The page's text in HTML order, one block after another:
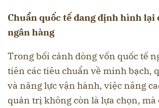
Chuẩn quốc tế đang định hình lại
ngân hàng
Trong bối cảnh dòng vốn quốc tế
tiên các tiêu chuẩn về minh bạch,
và năng lực vận hành, việc nâng
quản trị không còn là lựa chọn, mà